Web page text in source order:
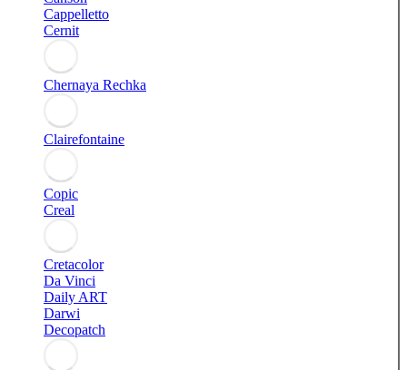
Cappelletto
Cernit
Chernaya Rechka
Clairefontaine
Copic
Creal
Cretacolor
Da Vinci
Daily ART
Darwi
Decopatch